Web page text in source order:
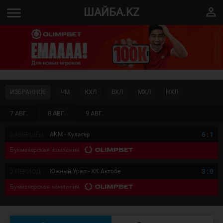
menu ШАЙБА.KZ perm_identity
7 АВГ. 8 АВГ. 9 АВГ.
ИЗБРАННОЕ ЧМ КХЛ ВХЛ МХЛ НХЛ
АКМ - Кулагер 6 : 1
Букмекерская компания
Южный Урал - ХК Актобе 3 : 0
Букмекерская компания